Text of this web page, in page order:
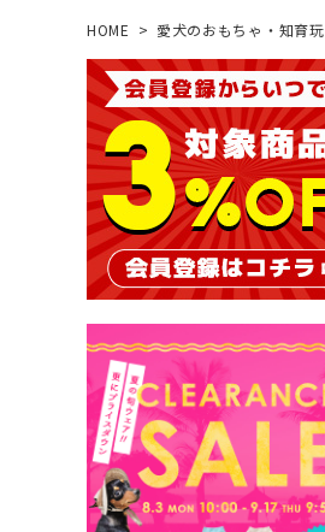
HOME 愛犬のおもちゃ・知育